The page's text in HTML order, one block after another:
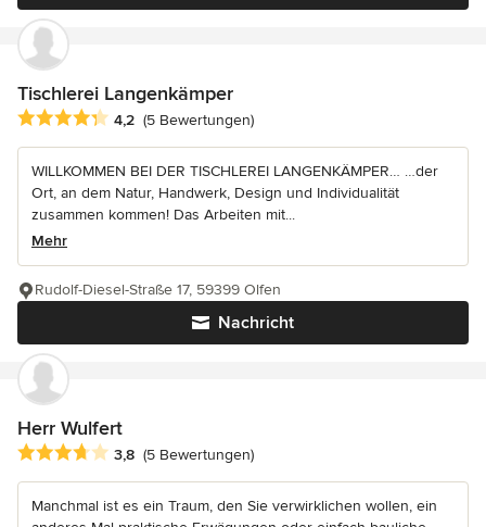
Tischlerei Langenkämper
Durchschnittliche Bewertung: 4.2 von 5 Sternen
4,2 (5 Bewertungen)
WILLKOMMEN BEI DER TISCHLEREI LANGENKÄMPER… …der
Ort, an dem Natur, Handwerk, Design und Individualität
zusammen kommen! Das Arbeiten mit...
Mehr
Nachricht
Rudolf-Diesel-Straße 17, 59399 Olfen
Herr Wulfert
Durchschnittliche Bewertung: 3.8 von 5 Sternen
3,8 (5 Bewertungen)
Manchmal ist es ein Traum, den Sie verwirklichen wollen, ein